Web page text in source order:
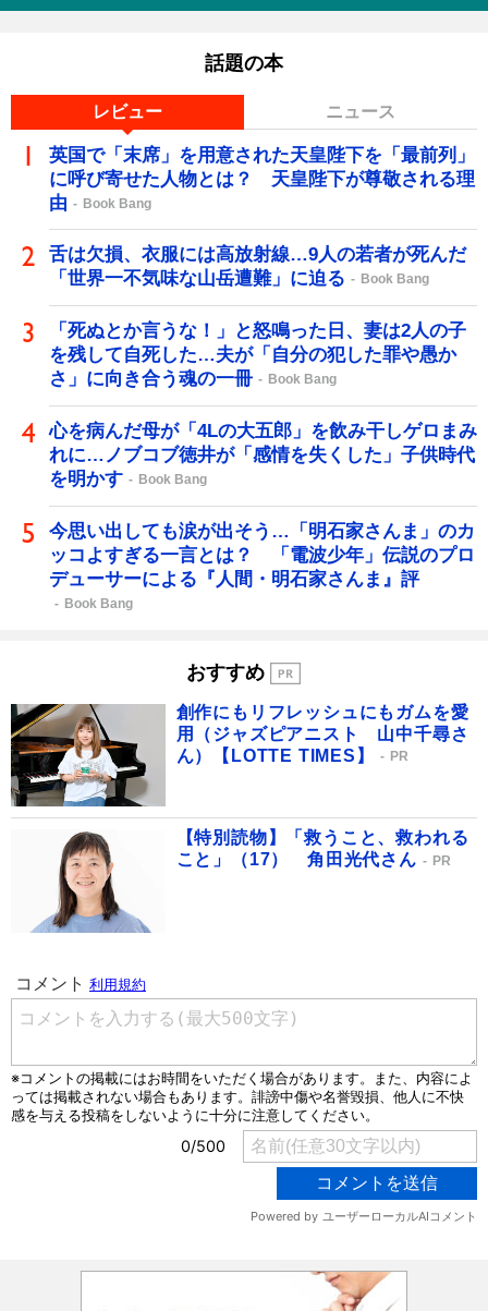
話題の本
レビュー ニュース
英国で「末席」を用意された天皇陛下を「最前列」
に呼び寄せた人物とは？ 天皇陛下が尊敬される理
由
Book Bang
舌は欠損、衣服には高放射線…9人の若者が死んだ
「世界一不気味な山岳遭難」に迫る
Book Bang
「死ぬとか言うな！」と怒鳴った日、妻は2人の子
を残して自死した…夫が「自分の犯した罪や愚か
さ」に向き合う魂の一冊
Book Bang
心を病んだ母が「4Lの大五郎」を飲み干しゲロまみ
れに…ノブコブ徳井が「感情を失くした」子供時代
を明かす
Book Bang
今思い出しても涙が出そう…「明石家さんま」のカ
ッコよすぎる一言とは？ 「電波少年」伝説のプロ
デューサーによる『人間・明石家さんま』評
Book Bang
おすすめ
創作にもリフレッシュにもガムを愛
用（ジャズピアニスト 山中千尋さ
ん）【LOTTE TIMES】
PR
【特別読物】「救うこと、救われる
こと」（17） 角田光代さん
PR